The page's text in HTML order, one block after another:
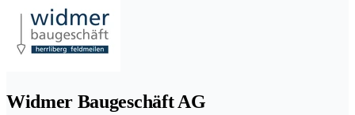
Widmer Baugeschäft AG